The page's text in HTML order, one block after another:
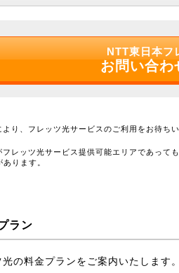
NTT東日本フ
お問い合わ
り、フレッツ光サービスのご利用をお待ち
レッツ光サービス提供可能エリアであって
ります。
ラン
の料金プランをご案内いたします。